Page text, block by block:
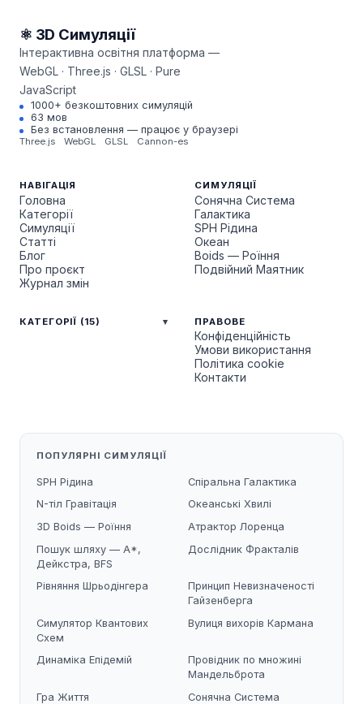
⚛ 3D Симуляції
Інтерактивна освітня платформа —
WebGL · Three.js · GLSL · Pure
JavaScript
1000+ безкоштовних симуляцій
63 мов
Без встановлення — працює у браузері
Three.js WebGL GLSL Cannon-es
НАВІГАЦІЯ
Головна
Категорії
Симуляції
Статті
Блог
Про проєкт
Журнал змін
СИМУЛЯЦІЇ
Сонячна Система
Галактика
SPH Рідина
Океан
Boids — Роїння
Подвійний Маятник
КАТЕГОРІЇ (15) ПРАВОВЕ
Конфіденційність
Умови використання
Політика cookie
Контакти
ПОПУЛЯРНІ СИМУЛЯЦІЇ
SPH Рідина
Спіральна Галактика
N-тіл Гравітація
Океанські Хвилі
3D Boids — Роїння
Атрактор Лоренца
Пошук шляху — A*,
Дейкстра, BFS
Дослідник Фракталів
Рівняння Шрьодінгера
Принцип Невизначеності
Гайзенберга
Симулятор Квантових
Схем
Вулиця вихорів Кармана
Динаміка Епідемій
Провідник по множині
Мандельброта
Гра Життя
Сонячна Система